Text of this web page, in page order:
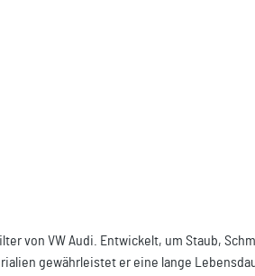
von VW Audi. Entwickelt, um Staub,
gewährleistet er eine lange